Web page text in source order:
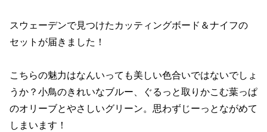
スウェーデンで見つけたカッティングボード＆ナイフの
セットが届きました！
こちらの魅力はなんいっても美しい色合いではないでしょ
うか？小鳥のきれいなブルー、ぐるっと取りかこむ葉っぱ
のオリーブとやさしいグリーン。思わずじーっとながめて
しまいます！